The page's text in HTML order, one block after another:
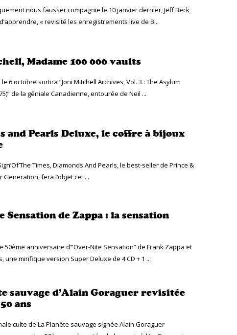
nous fausser compagnie le 10 janvier dernier, Jeff Beck
« revisité les enregistrements live de B...
Madame 100 000 vaults
6 octobre sortira “Joni Mitchell Archives, Vol. 3 : The Asylum
de la géniale Canadienne, entourée de Neil ...
and Pearls Deluxe, le coffre à bijoux
Times, Diamonds And Pearls, le best-seller de Prince &
Generation, fera l’objet cet ...
Sensation de Zappa : la sensation
50ème anniversaire d’“Over-Nite Sensation” de Frank Zappa et
une mirifique version Super Deluxe de 4 CD + 1 ...
sauvage d’Alain Goraguer revisitée
ans
culte de La Planète sauvage signée Alain Goraguer